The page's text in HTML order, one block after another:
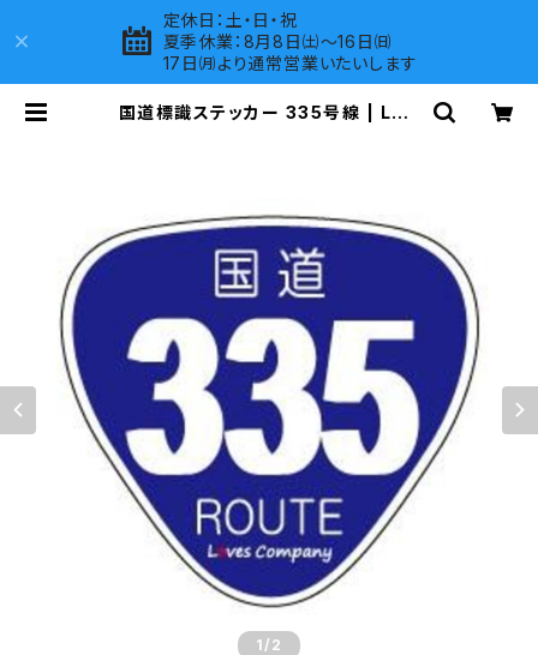
定休日：土・日・祝
夏季休業：8月8日㈯～16日㈰
17日㈪より通常営業いたいします
国道標識ステッカー 335号線 | LOV
1 /2